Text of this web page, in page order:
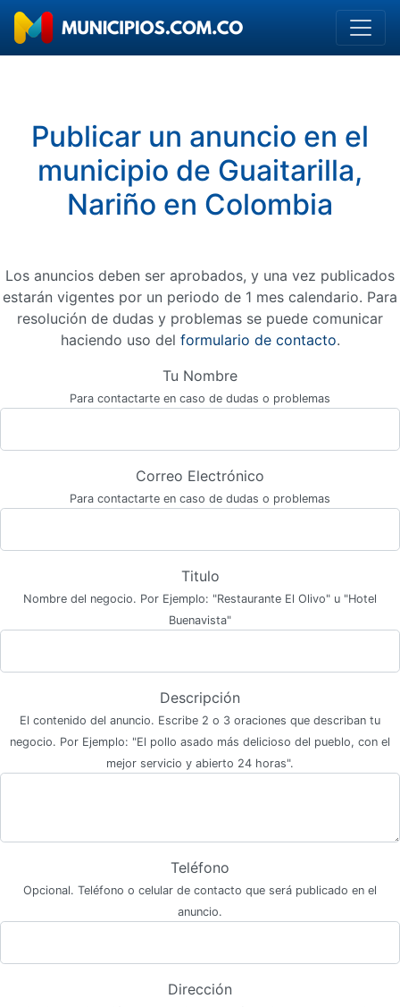
Publicar un anuncio en el
municipio de Guaitarilla,
Nariño en Colombia
Los anuncios deben ser aprobados, y una vez publicados
estarán vigentes por un periodo de 1 mes calendario. Para
resolución de dudas y problemas se puede comunicar
haciendo uso del formulario de contacto.
Tu Nombre
Para contactarte en caso de dudas o problemas
Correo Electrónico
Para contactarte en caso de dudas o problemas
Titulo
Nombre del negocio. Por Ejemplo: "Restaurante El Olivo" u "Hotel
Buenavista"
Descripción
El contenido del anuncio. Escribe 2 o 3 oraciones que describan tu
negocio. Por Ejemplo: "El pollo asado más delicioso del pueblo, con el
mejor servicio y abierto 24 horas".
Teléfono
Opcional. Teléfono o celular de contacto que será publicado en el
anuncio.
Dirección